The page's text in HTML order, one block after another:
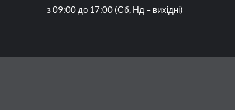
з 09:00 до 17:00 (Сб, Нд – вихідні)